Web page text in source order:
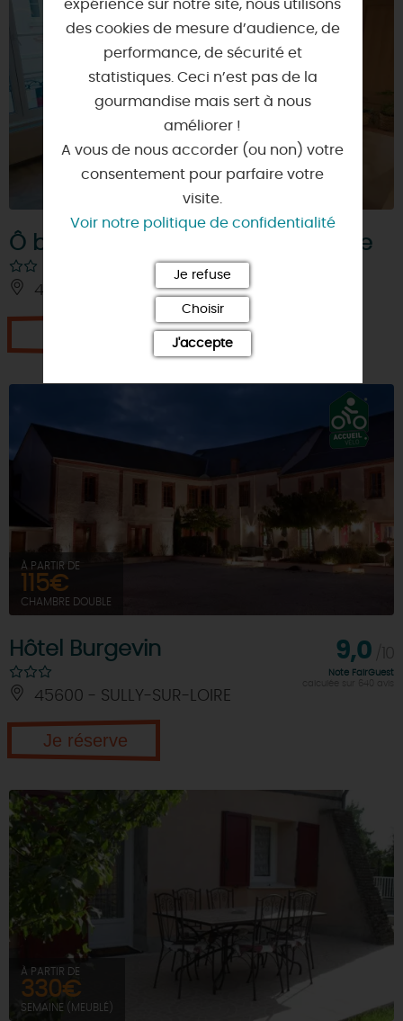
Ô bulles de Loire : La bulle de Jade
45110 - CHATEAUNEUF-SUR-LOIRE
À PARTIR DE
115€
CHAMBRE DOUBLE
Hôtel Burgevin
45600 - SULLY-SUR-LOIRE
9,0
Note FairGuest
Je réserve
À PARTIR DE
330€
SEMAINE (MEUBLÉ)
expérience sur notre site, nous utilisons
des cookies de mesure d’audience, de
performance, de sécurité et
statistiques. Ceci n’est pas de la
gourmandise mais sert à nous
améliorer !
A vous de nous accorder (ou non) votre
consentement pour parfaire votre
visite.
Voir notre politique de confidentialité
Je refuse
Choisir
J'accepte